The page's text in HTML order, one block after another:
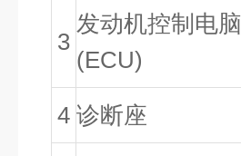
3
发动机控制电脑
(ECU)
4 诊断座